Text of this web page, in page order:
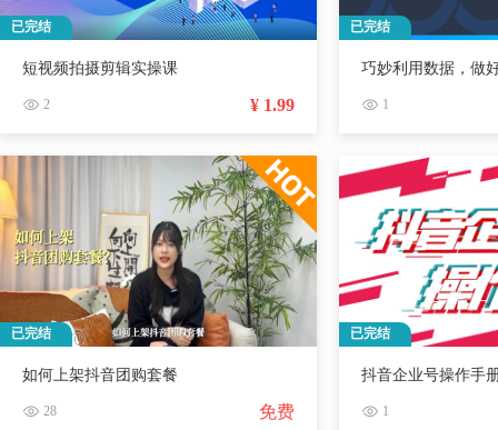
已完结
短视频拍摄剪辑实操课
2 ¥ 1.99
已完结
巧妙利用数据，做
1
已完结
如何上架抖音团购套餐
28 免费
已完结
抖音企业号操作手
1